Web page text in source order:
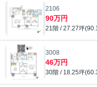
2106
90万円
21階 / 27.27坪
3008
46万円
30階 / 18.25坪